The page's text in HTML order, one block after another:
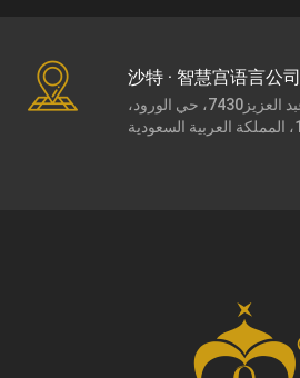
沙特 · 智慧宫语言公司
طريق الملك عبد العزيز7430، حي الورود،